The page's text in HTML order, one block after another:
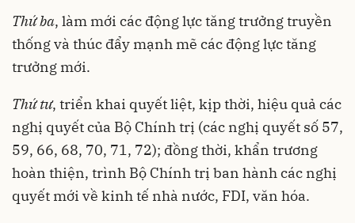
Thứ ba, làm mới các động lực tăng trưởng truyền
thống và thúc đẩy mạnh mẽ các động lực tăng
trưởng mới.
Thứ tư, triển khai quyết liệt, kịp thời, hiệu quả các
nghị quyết của Bộ Chính trị (các nghị quyết số 57,
59, 66, 68, 70, 71, 72); đồng thời, khẩn trương
hoàn thiện, trình Bộ Chính trị ban hành các nghị
quyết mới về kinh tế nhà nước, FDI, văn hóa.